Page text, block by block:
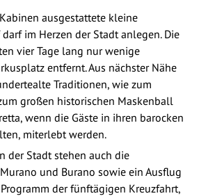
ausgestattete kleine
im Herzen der Stadt anlegen. Die
vier Tage lang nur wenige
entfernt. Aus nächster Nähe
Traditionen, wie zum
großen historischen Maskenball
wenn die Gäste in ihren barocken
miterlebt werden.
der Stadt stehen auch die
und Burano sowie ein Ausflug
der fünftägigen Kreuzfahrt,